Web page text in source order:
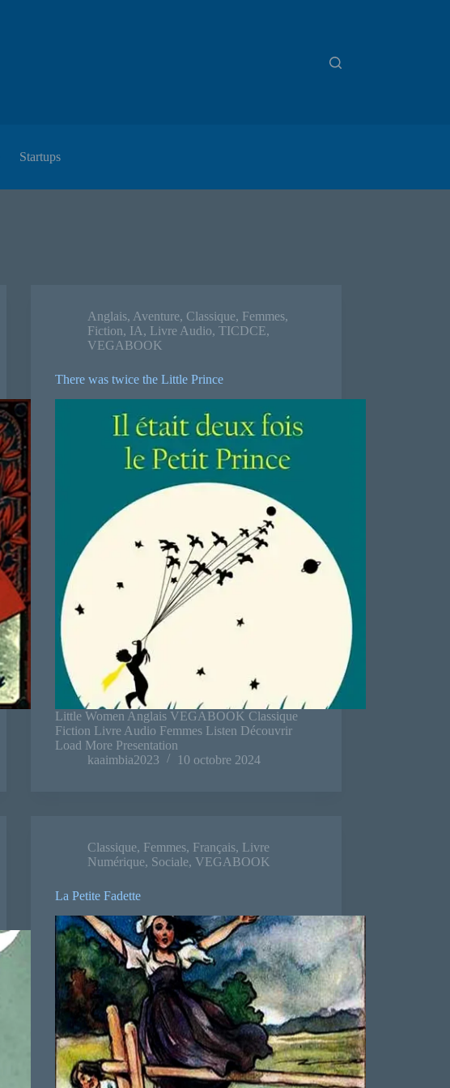
Startups
Anglais, Aventure, Classique, Femmes,
Fiction, IA, Livre Audio,TICDCE,
VEGABOOK
There was twice the Little Prince
Little Women Anglais VEGABOOK Classique
Fiction Livre Audio Femmes Listen Découvrir
Load More Presentation
kaaimbia2023
10 octobre 2024
Classique, Femmes, Français, Livre
Numérique, Sociale,VEGABOOK
La Petite Fadette